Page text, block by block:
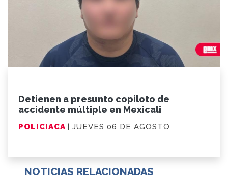
Detienen a presunto copiloto de
accidente múltiple en Mexicali
POLICIACA | JUEVES 06 DE AGOSTO
NOTICIAS RELACIONADAS